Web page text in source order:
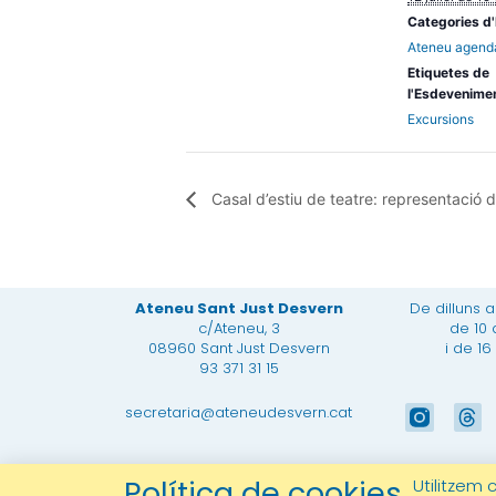
Categories
Ateneu
Etiquetes de
Excursions
Casal d’estiu de teatre: representació
Ateneu Sant Just Desvern
c/Ateneu, 3
08960 Sant Just Desvern
93 371 31 15
De dilluns
de 10
i de 16
secretaria@ateneudesvern.cat
T
h
e
© 2026 Tots els drets reservats
Utilitzem